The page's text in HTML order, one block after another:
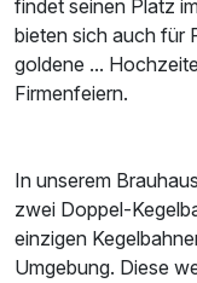
Zusatznächte
Für 4 Tage
findet seinen Platz
bieten sich auch für
goldene ...
Firmenfeiern.
In unserem
zwei Doppel-
einzigen
Umgebung. Diese